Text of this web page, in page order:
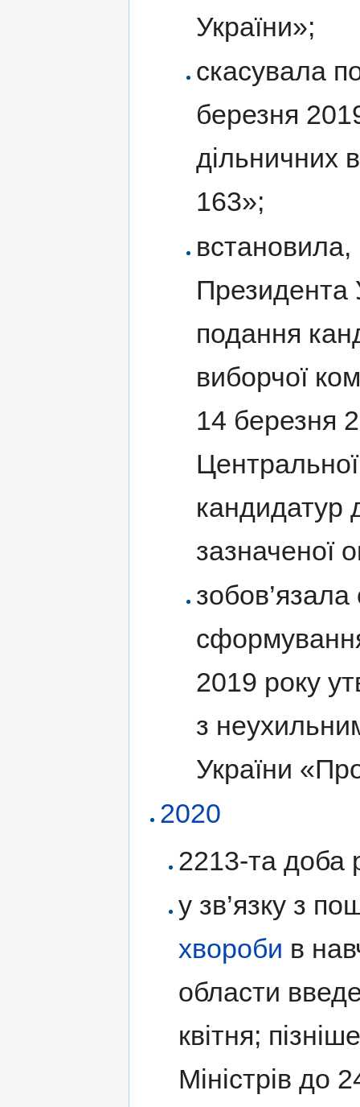
України»;
скасувала
березня
дільничних
163»;
Президента
подання
виборчої
14 березня
кандидатур
зазначеної
2019 року
з
України
2020
2213-та доба
у зв’язку з
хвороби в
области
квітня;
Міністрів до